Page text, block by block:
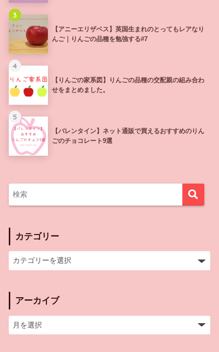
3
【アニーエリザベス】英国生まれのとってもレアなり
んご｜りんごの品種を勉強する#7
4
【りんごの家系図】りんごの品種の交配親の組み合わ
せをまとめました。
5
【バレンタイン】ネット通販で買えるおすすめのりん
ごのチョコレート9選
カテゴリー
アーカイブ